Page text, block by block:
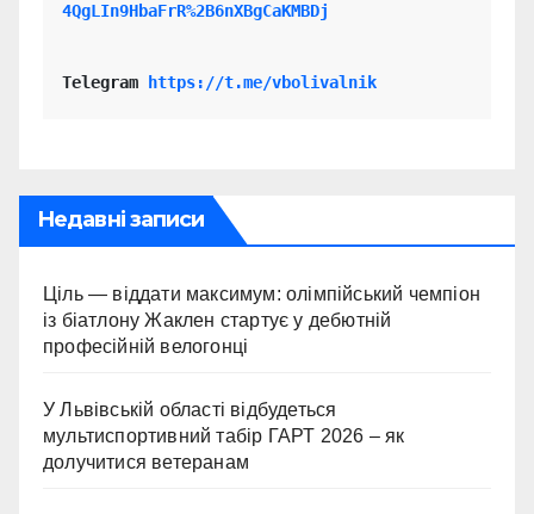
4QgLIn9HbaFrR%2B6nXBgCaKMBDj
Telegram https://t.me/vbolivalnik
Недавні записи
Ціль — віддати максимум: олімпійський чемпіон
із біатлону Жаклен стартує у дебютній
професійній велогонці
У Львівській області відбудеться
мультиспортивний табір ГАРТ 2026 – як
долучитися ветеранам